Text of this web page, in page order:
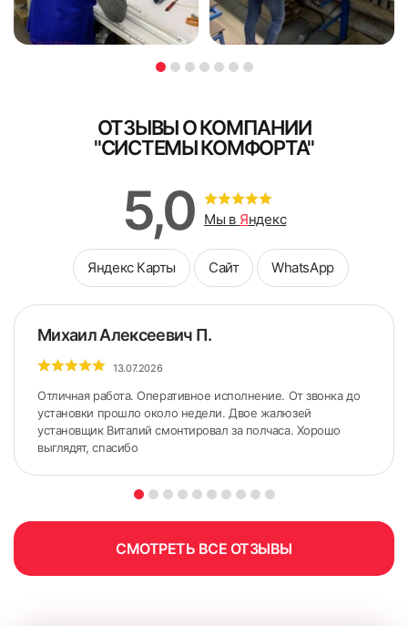
ОТЗЫВЫ О КОМПАНИИ
"СИСТЕМЫ КОМФОРТА"
5,0 Мы в Яндекс
Яндекс Карты Сайт WhatsApp
Михаил Алексеевич П.
13.07.2026
Отличная работа. Оперативное исполнение. От звонка до
установки прошло около недели. Двое жалюзей
установщик Виталий смонтировал за полчаса. Хорошо
выглядят, спасибо
СМОТРЕТЬ ВСЕ ОТЗЫВЫ